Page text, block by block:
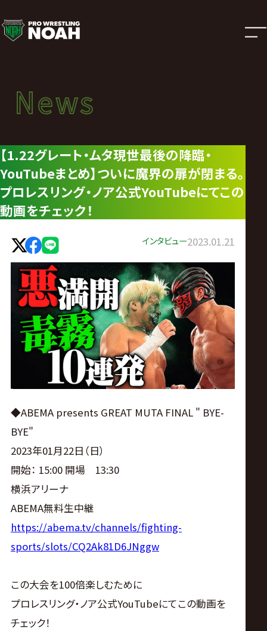
ニ
ュ
ー
ス
|
プ
ロ
レ
ス
リ
ノ
ア
公
式
サ
イ
ト
News
ニュース
News
【1.22グレート・ムタ現世最後の降臨・
YouTubeまとめ】ついに魔界の扉が閉まる。
プロレスリング・ノア公式YouTubeにてこの
動画をチェック！
インタビュー2023.01.21
◆ABEMA presents GREAT MUTA FINAL " BYE-
BYE"
2023年01月22日（日）
開始： 15:00 開場 13:30
横浜アリーナ
ABEMA無料生中継
https://abema.tv/channels/fighting-
sports/slots/CQ2Ak81D6JNggw
この大会を100倍楽しむために
プロレスリング・ノア公式YouTubeにてこの動画を
チェック！